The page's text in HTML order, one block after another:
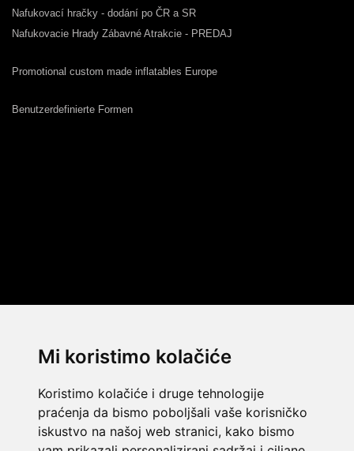
Mi koristimo kolačiće
Koristimo kolačiće i druge tehnologije
praćenja da bismo poboljšali vaše korisničko
iskustvo na našoj web stranici, kako bismo
Nafukovací hračky - dodání po ČR a SR
Nafukovacie Hrady Zábavné Atrakcie - PREDAJ
Promotional custom made inflatables Europe
Benutzerdefinierte Formen